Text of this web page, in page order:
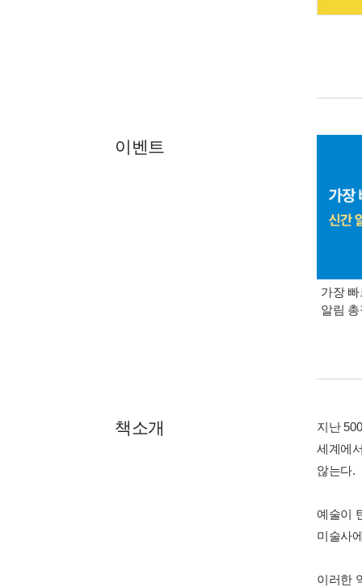
이벤트
가장
알림
책소개
지난
세계에
않는다.
예술이
미술사
이러한